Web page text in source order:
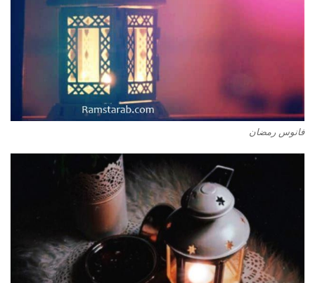
فانوس رمضان